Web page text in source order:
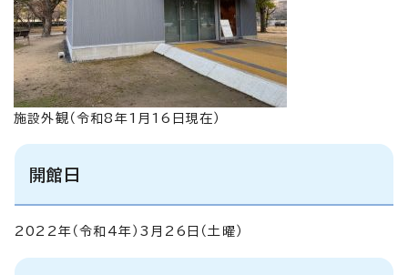
施設外観（令和8年1月16日現在）
開館日
2022年（令和4年）3月26日（土曜）